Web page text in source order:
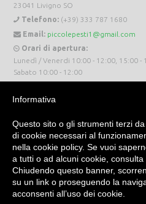
23041 Livigno SO
Telefono: (+39) 333 787 1680
Email: piccolepesti1@gmail.com
Orari di apertura:
Lunedì / Venerdi 10:00 - 12:00, 15:00 -
Sabato 10:00 - 12:00
Piccole Pesti Livigno © 2024 Tutti i diritti
Made with
Informativa
Questo sito o gli strumenti terzi
di cookie necessari al
nella cookie policy. Se vuoi
a tutti o ad alcuni cookie, consulta
Chiudendo questo banner,
su un link o proseguendo la
acconsenti all’uso dei cookie.